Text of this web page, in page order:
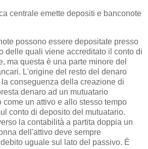
centrale emette depositi e banconote
possono essere depositate presso
delle quali viene accreditato il conto di
ma questa è una parte minore del
L'origine del resto del denaro
conseguenza della creazione di
denaro ad un mutuatario
come un attivo e allo stesso tempo
conto di deposito del mutuatario.
la contabilità a partita doppia un
dell'attivo deve sempre
uguale sul lato del passivo. È